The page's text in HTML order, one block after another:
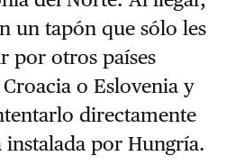
un tapón que sólo les
por otros países
o Eslovenia y
directamente
por Hungría.